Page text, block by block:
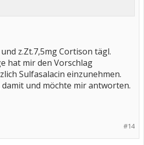
z.Zt.7,5mg Cortison tägl.
hat mir den Vorschlag
Sulfasalacin einzunehmen.
und möchte mir antworten.
#14